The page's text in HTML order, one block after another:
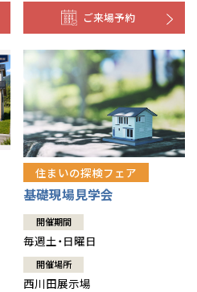
ご来場予約
住まいの探検フェア
基礎現場見学会
開催期間
毎週土・日曜日
開催場所
西川田展示場